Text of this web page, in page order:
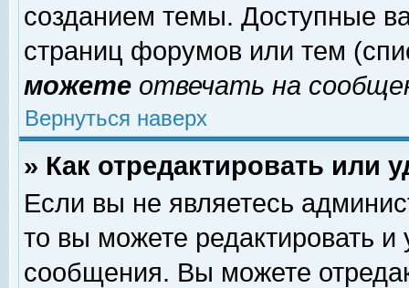
созданием темы. Доступные
страниц форумов или тем
можете отвечать на
Вернуться наверх
» Как отредактировать или
Если вы не являетесь
то вы можете редактировать и
сообщения. Вы можете